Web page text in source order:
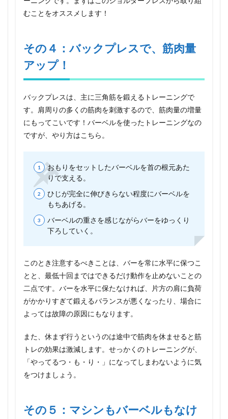
むことをオススメします！
その４：バックプレスで、筋肉量
アップ！
バックプレスは、主に三角筋を鍛えるトレーニングで
す。肩周りの多くの筋肉を刺激するので、筋肉量の増量
にもってこいです！バーベルを使ったトレーニングなの
ですが、やり方はこちら。
おもりをセットしたバーベルを首の根元あた
りで支える。
ひじが完全に伸びきらない程度にバーベルを
もちあげる。
バーベルの重さを感じながらバーをゆっくり
下ろしていく。
このとき注意するべきことは、バーを常に水平に保つこ
とと、最低十回まではできるだけ動作を止めないことの
二点です。バーを水平に保たなければ、片方の肩に負荷
がかかりすぎて鍛えるバランスが悪くなったり、場合に
よっては故障の原因にもなります。
また、休まず行うというのは途中で筋肉を休ませると筋
トレの効果は激減します。せっかくのトレーニングが、
「やってるつ・も・り・」になってしまわないように気
をつけましょう。
その５：マシンもバーベルもなけ